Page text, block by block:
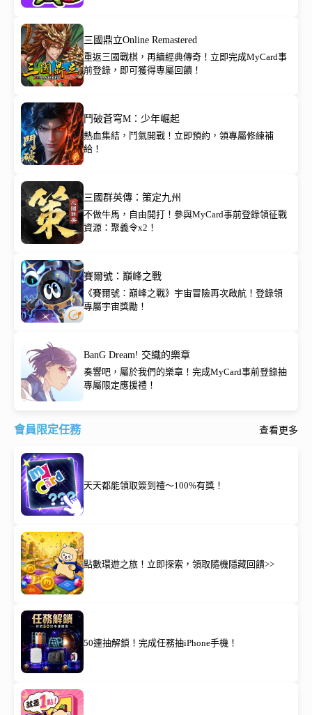
三國鼎立Online Remastered
重返三國戰棋，再續經典傳奇！立即完成MyCard事
前登錄，即可獲得專屬回饋！
鬥破蒼穹M：少年崛起
熱血集結，鬥氣開戰！立即預約，領專屬修練補
給！
三國群英傳：策定九州
不做牛馬，自由開打！參與MyCard事前登錄領征戰
資源：聚義令x2！
賽爾號：巔峰之戰
《賽爾號：巔峰之戰》宇宙冒險再次啟航！登錄領
專屬宇宙獎勵！
BanG Dream! 交織的樂章
奏響吧，屬於我們的樂章！完成MyCard事前登錄抽
專屬限定應援禮！
會員限定任務 查看更多
天天都能領取簽到禮～100%有獎！
點數環遊之旅！立即探索，領取隨機隱藏回饋>>
50連抽解鎖！完成任務抽iPhone手機！